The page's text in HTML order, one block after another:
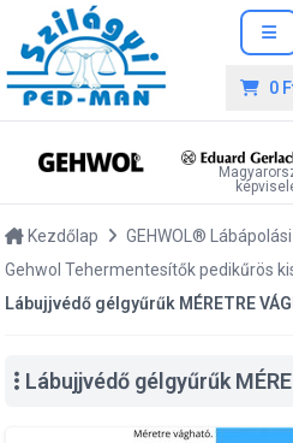
0
Kezdőlap
GEHWOL®
Gehwol Tehermentesítők pedikűrös
Lábujjvédő gélgyűrűk MÉRETRE
Lábujjvédő gélgyűrűk